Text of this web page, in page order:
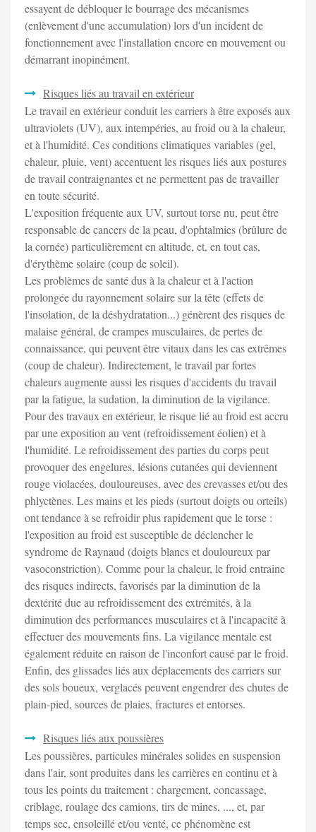
essayent de débloquer le bourrage des mécanismes
(enlèvement d'une accumulation) lors d'un incident de
fonctionnement avec l'installation encore en mouvement ou
démarrant inopinément.
Risques liés au travail en extérieur
Le travail en extérieur conduit les carriers à être exposés aux
ultraviolets (UV), aux intempéries, au froid ou à la chaleur,
et à l'humidité. Ces conditions climatiques variables (gel,
chaleur, pluie, vent) accentuent les risques liés aux postures
de travail contraignantes et ne permettent pas de travailler
en toute sécurité.
L'exposition fréquente aux UV, surtout torse nu, peut être
responsable de cancers de la peau, d'ophtalmies (brûlure de
la cornée) particulièrement en altitude, et, en tout cas,
d'érythème solaire (coup de soleil).
Les problèmes de santé dus à la chaleur et à l'action
prolongée du rayonnement solaire sur la tête (effets de
l'insolation, de la déshydratation...) génèrent des risques de
malaise général, de crampes musculaires, de pertes de
connaissance, qui peuvent être vitaux dans les cas extrêmes
(coup de chaleur). Indirectement, le travail par fortes
chaleurs augmente aussi les risques d'accidents du travail
par la fatigue, la sudation, la diminution de la vigilance.
Pour des travaux en extérieur, le risque lié au froid est accru
par une exposition au vent (refroidissement éolien) et à
l'humidité. Le refroidissement des parties du corps peut
provoquer des engelures, lésions cutanées qui deviennent
rouge violacées, douloureuses, avec des crevasses et/ou des
phlyctènes. Les mains et les pieds (surtout doigts ou orteils)
ont tendance à se refroidir plus rapidement que le torse :
l'exposition au froid est susceptible de déclencher le
syndrome de Raynaud (doigts blancs et douloureux par
vasoconstriction). Comme pour la chaleur, le froid entraine
des risques indirects, favorisés par la diminution de la
dextérité due au refroidissement des extrémités, à la
diminution des performances musculaires et à l'incapacité à
effectuer des mouvements fins. La vigilance mentale est
également réduite en raison de l'inconfort causé par le froid.
Enfin, des glissades liés aux déplacements des carriers sur
des sols boueux, verglacés peuvent engendrer des chutes de
plain-pied, sources de plaies, fractures et entorses.
Risques liés aux poussières
Les poussières, particules minérales solides en suspension
dans l'air, sont produites dans les carrières en continu et à
tous les points du traitement : chargement, concassage,
criblage, roulage des camions, tirs de mines, ..., et, par
temps sec, ensoleillé et/ou venté, ce phénomène est